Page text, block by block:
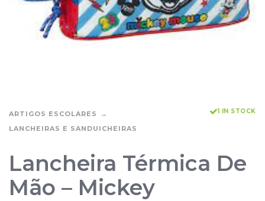
ARTIGOS ESCOLARES
LANCHEIRAS E SANDUICHEIRAS
1 IN STOCK
Lancheira Térmica De
Mão – Mickey